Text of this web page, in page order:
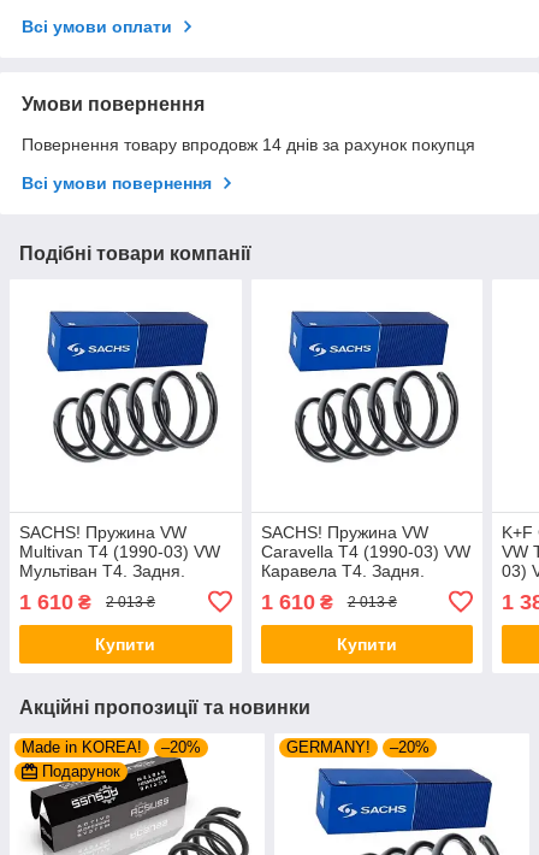
Всі умови оплати
Умови повернення
Повернення товару впродовж 14 днів за рахунок покупця
Всі умови повернення
Подібні товари компанії
SACHS! Пружина VW
Multivan T4 (1990-03) VW
Мультіван Т4. Задня.
994166. Сакс
1 610 ₴ 2 013 ₴
Купити
SACHS! Пружина VW
Caravella T4 (1990-03) VW
Каравела Т4. Задня.
994166. Сакс
1 610₴ 2 013 ₴
Купити
K+F
VW
03)
1
Акційні пропозиції та новинки
Made in KOREA!
–20%
Подарунок
GERMANY! –20%